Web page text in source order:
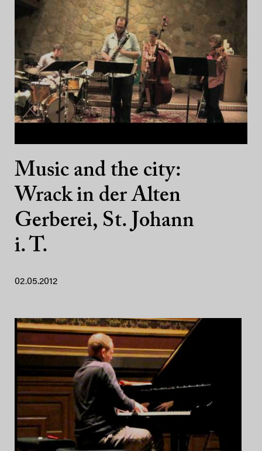
Music and the city:
Wrack in der Alten
Gerberei, St. Johann
i. T.
02.05.2012